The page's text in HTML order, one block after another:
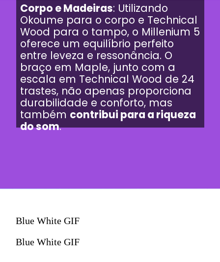
Corpo e Madeiras: Utilizando
Okoume para o corpo e Technical
Wood para o tampo, o Millenium 5
oferece um equilíbrio perfeito
entre leveza e ressonância. O
braço em Maple, junto com a
escala em Technical Wood de 24
trastes, não apenas proporciona
durabilidade e conforto, mas
também contribui para a riqueza
do som.
Blue White GIF
Blue White GIF